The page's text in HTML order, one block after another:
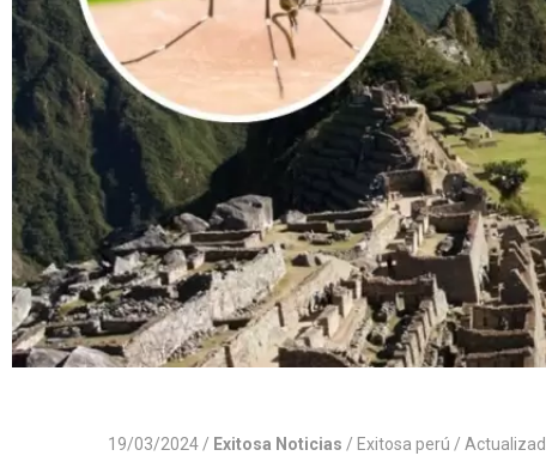
19/03/2024 / Exitosa Noticias / Exitosa perú /